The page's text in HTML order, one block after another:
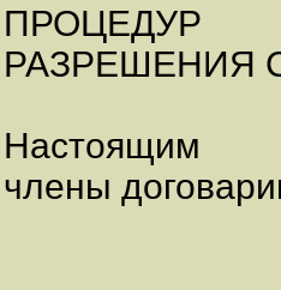
ПРОЦЕДУР
РАЗРЕШЕНИЯ
Настоящим
члены